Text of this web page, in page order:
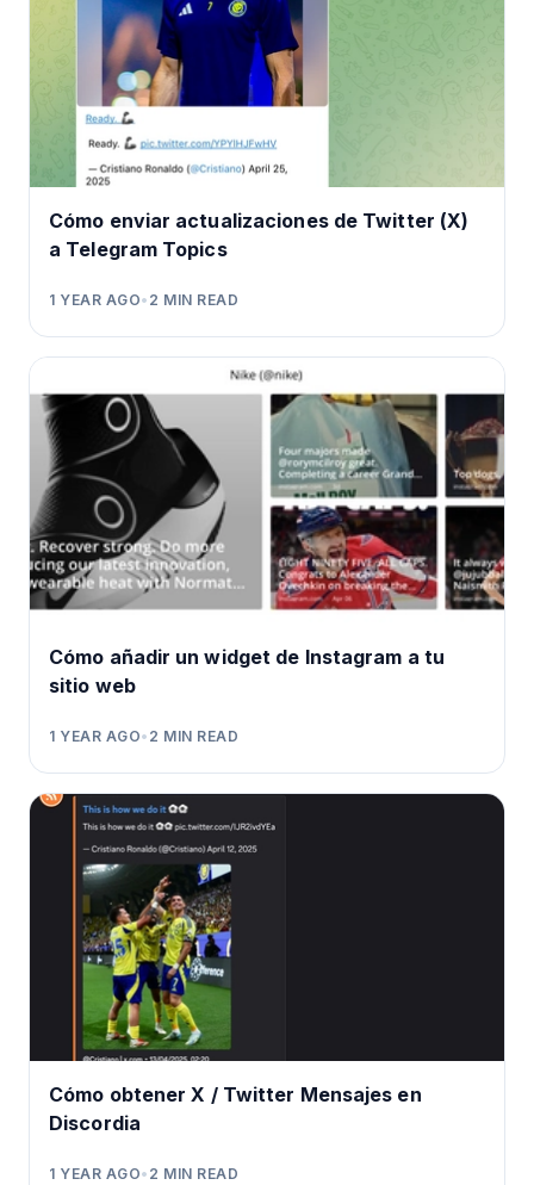
Cómo enviar actualizaciones de Twitter (X)
a Telegram Topics
1 YEAR AGO• 2 MIN READ
Cómo añadir un widget de Instagram a tu
sitio web
1 YEAR AGO• 2 MIN READ
Cómo obtener X / Twitter Mensajes en
Discordia
1 YEAR AGO• 2 MIN READ